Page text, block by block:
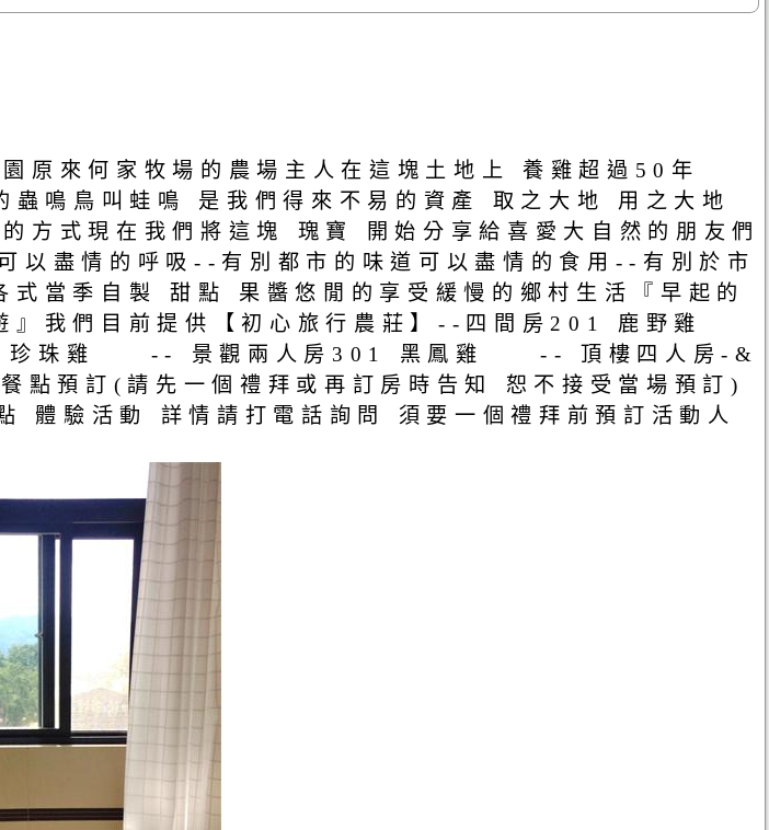
原來何家牧場的農場主人在這塊土地上 養雞超過50年
鳴鳥叫蛙鳴 是我們得來不易的資產 取之大地 用之大地
方式現在我們將這塊 瑰寶 開始分享給喜愛大自然的朋友們
盡情的呼吸--有別都市的味道可以盡情的食用--有別於市
製 甜點 果醬悠閒的享受緩慢的鄉村生活『早起的
我們目前提供【初心旅行農莊】--四間房201 鹿野雞
珠雞 -- 景觀兩人房301 黑鳳雞 -- 頂樓四人房-&
預訂(請先一個禮拜或再訂房時告知 恕不接受當場預訂)
驗活動 詳情請打電話詢問 須要一個禮拜前預訂活動人